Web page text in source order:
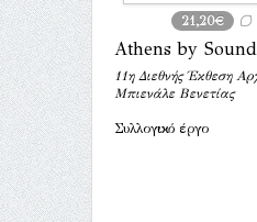
21,20€
Athens by Sound
11η Διεθνής Έκθεση
Μπιενάλε Βενετίας
Συλλογικό έργο